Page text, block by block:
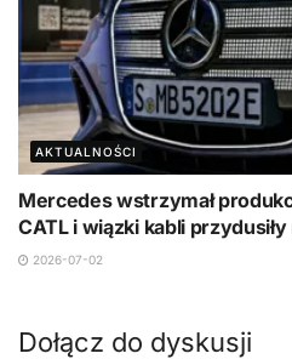
AKTUALNOŚCI
Mercedes wstrzymał
CATL i wiązki kabli
2026-07-02
Dołącz do dyskusji